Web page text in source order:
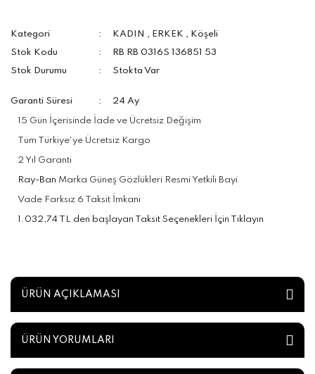
Kategori KADIN , ERKEK , Köşeli
Stok Kodu
RB RB 0316S 136851 53
Stok Durumu
Stokta Var
Garanti Süresi 24 Ay
15 Gün İçerisinde İade ve Ücretsiz Değişim
Tüm Türkiye'ye Ücretsiz Kargo
2 Yıl Garanti
Ray-Ban Marka Güneş Gözlükleri Resmi Yetkili Bayi
Vade Farksız 6 Taksit İmkanı
1.032,74 TL den başlayan Taksit Seçenekleri İçin Tıklayın
ÜRÜN AÇIKLAMASI
ÜRÜN YORUMLARI